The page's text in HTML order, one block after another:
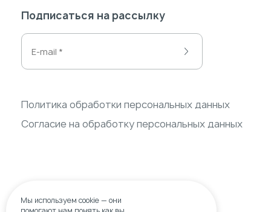
Подписаться на рассылку
Политика обработки персональных данных
Согласие на обработку персональных данных
Мы используем cookie— они